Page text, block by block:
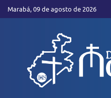
Marabá, 09 de agosto de 2026